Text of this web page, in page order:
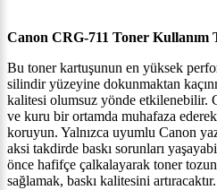
Canon CRG-711 Toner Kullanım
Bu toner kartuşunun en yüksek
silindir yüzeyine dokunmaktan
kalitesi olumsuz yönde etkilenebilir.
ve kuru bir ortamda muhafaza ederek
koruyun. Yalnızca uyumlu Canon
aksi takdirde baskı sorunları
önce hafifçe çalkalayarak toner
sağlamak, baskı kalitesini artıracaktır.